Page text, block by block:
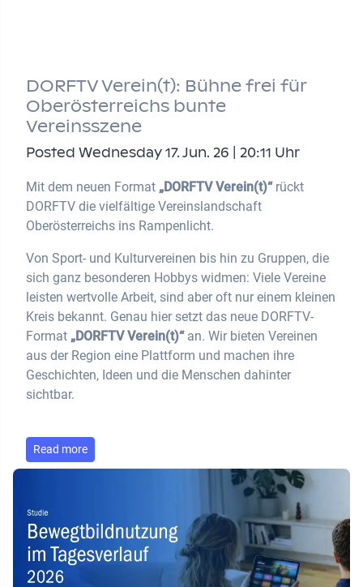
DORFTV Verein(t): Bühne frei für
Oberösterreichs bunte
Vereinsszene
Posted Wednesday 17. Jun. 26 | 20:11 Uhr
Mit dem neuen Format „DORFTV Verein(t)“rückt
DORFTV die vielfältige Vereinslandschaft
Oberösterreichs ins Rampenlicht.
Von Sport- und Kulturvereinen bis hin zu Gruppen, die
sich ganz besonderen Hobbys widmen: Viele Vereine
leisten wertvolle Arbeit, sind aber oft nur einem kleinen
Kreis bekannt. Genau hier setzt das neue DORFTV-
Format „DORFTV Verein(t)“an. Wir bieten Vereinen
aus der Region eine Plattform und machen ihre
Geschichten, Ideen und die Menschen dahinter
sichtbar.
Read more